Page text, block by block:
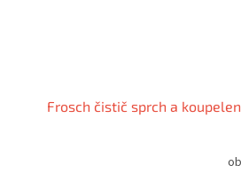
Frosch čistič sprch a